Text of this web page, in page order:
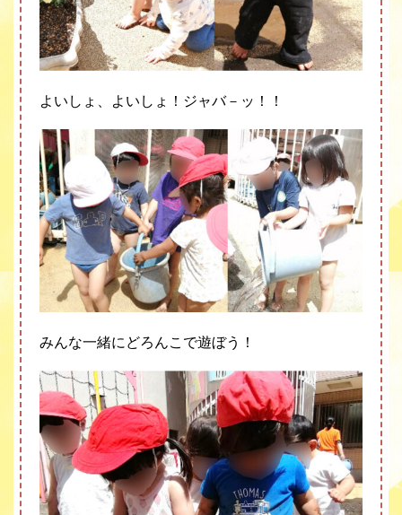
よいしょ、よいしょ！ジャバ－ッ！！
みんな一緒にどろんこで遊ぼう！